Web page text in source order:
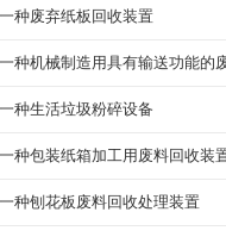
一种废弃纸板回收装置
一种机械制造用具有输送功能的
一种生活垃圾粉碎设备
一种包装纸箱加工用废料回收装
一种刨花板废料回收处理装置